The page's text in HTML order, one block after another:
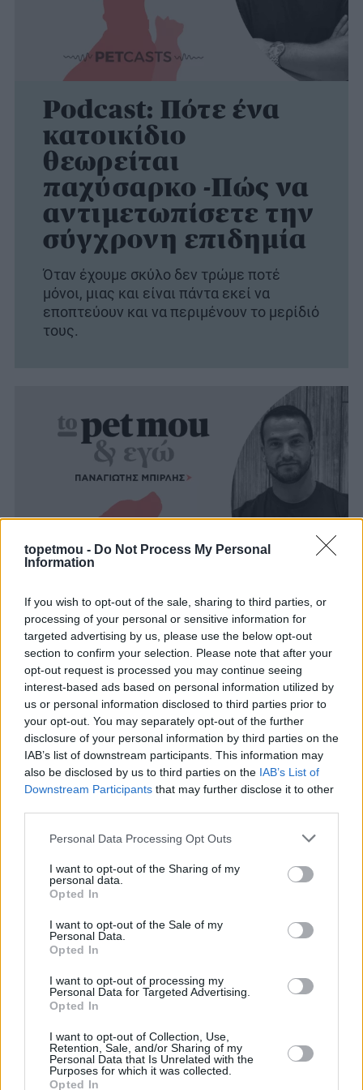
topetmou - Do Not Process My Personal
Information
If you wish to opt-out of the sale, sharing to third parties, or
processing of your personal or sensitive information for
targeted advertising by us, please use the below opt-out
section to confirm your selection. Please note that after your
opt-out request is processed you may continue seeing
interest-based ads based on personal information utilized by
us or personal information disclosed to third parties prior to
your opt-out. You may separately opt-out of the further
disclosure of your personal information by third parties on the
IAB’s list of downstream participants. This information may
also be disclosed by us to third parties on the IAB’s List of
Downstream Participants that may further disclose it to other
Personal Data Processing Opt Outs
I want to opt-out of the Sharing of my
personal data.
Opted In
I want to opt-out of the Sale of my
Personal Data.
Opted In
I want to opt-out of processing my
Personal Data for Targeted Advertising.
Opted In
I want to opt-out of Collection, Use,
Retention, Sale, and/or Sharing of my
Personal Data that Is Unrelated with the
Purposes for which it was collected.
Opted In
Podcast: Πότε ένα
κατοικίδιο
θεωρείται
παχύσαρκο -Πώς να
αντιμετωπίσετε την
σύγχρονη επιδημία
Όταν έχουμε σκύλο δεν τρώμε ποτέ
μόνοι, μιας και είναι πάντα εκεί να
εποπτεύουν και να περιμένουν το μερίδιό
τους.
Podcast: Διατροφή
σκύλου – Από
κουτάβι σε υγιή
υπερήλικα
Ένας από τους βασικότερους τρόπους για
να φροντίσετε την υγεία και την ευεξία
του χνουδωτού σας φίλου, είναι
προσέχοντας τη διατροφή του.